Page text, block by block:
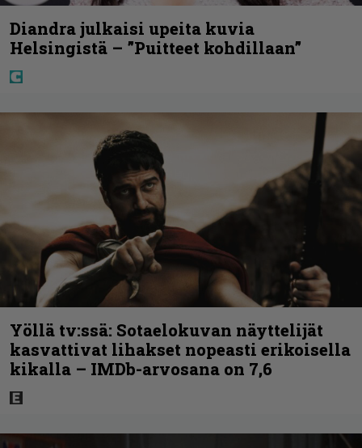
Diandra julkaisi upeita kuvia
Helsingistä – ”Puitteet kohdillaan”
Yöllä tv:ssä: Sotaelokuvan näyttelijät
kasvattivat lihakset nopeasti erikoisella
kikalla – IMDb-arvosana on 7,6